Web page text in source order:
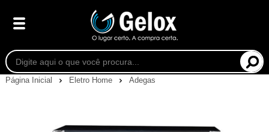
Página Inicial Eletro Home Adegas